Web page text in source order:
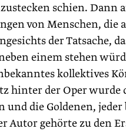
schien. Dann
von Menschen,
der Tatsache,
einem stehen
kollektives
hinter der Oper
und die Goldenen,
Autor gehörte zu den